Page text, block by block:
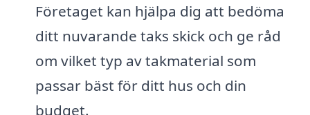
Företaget kan hjälpa dig att bedöma
ditt nuvarande taks skick och ge råd
om vilket typ av takmaterial som
passar bäst för ditt hus och din
budget.